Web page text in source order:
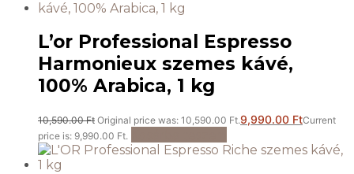
L’or Professional Espresso
Harmonieux szemes kávé,
100% Arabica, 1 kg
10,590.00Ft Original price was: 10,590.00 Ft.9,990.00 FtCurrent
price is: 9,990.00 Ft.